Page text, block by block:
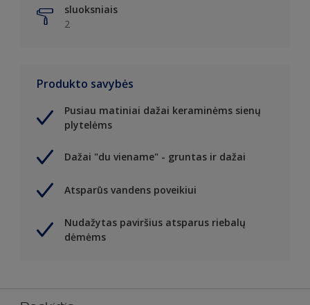
sluoksniais
2
Produkto savybės
Pusiau matiniai dažai keraminėms sienų
plytelėms
Dažai "du viename" - gruntas ir dažai
Atsparūs vandens poveikiui
Nudažytas paviršius atsparus riebalų
dėmėms